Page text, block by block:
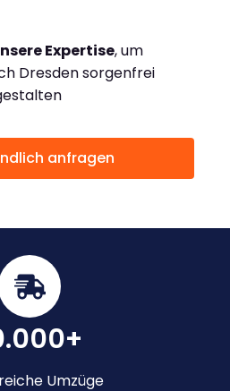
Expertise, um
Dresden sorgenfrei
anfragen
Umzüge